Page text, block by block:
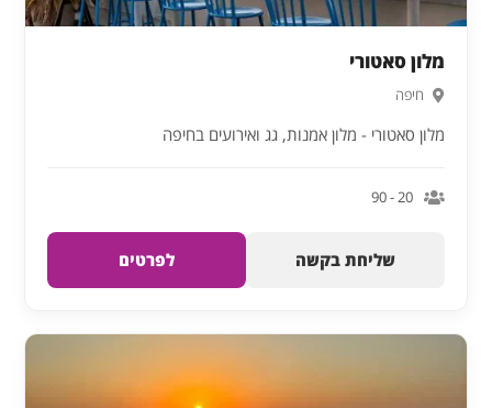
מלון סאטורי
חיפה
מלון סאטורי - מלון אמנות, גג ואירועים בחיפה
20 - 90
שליחת בקשה לפרטים